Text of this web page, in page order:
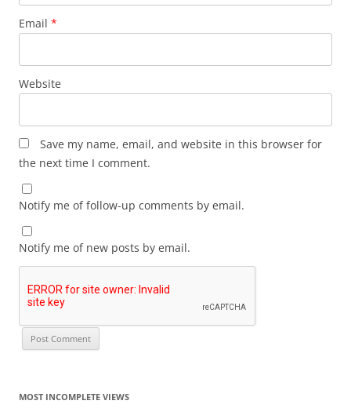
Email *
Website
Save my name, email, and website in this browser for
the next time I comment.
Notify me of follow-up comments by email.
Notify me of new posts by email.
MOST INCOMPLETE VIEWS